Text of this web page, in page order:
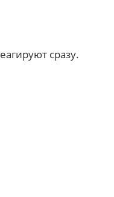
сразу.